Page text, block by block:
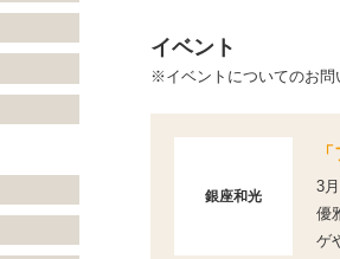
イベント
※イベントについてのお問
銀座和光
3
優
ゲ